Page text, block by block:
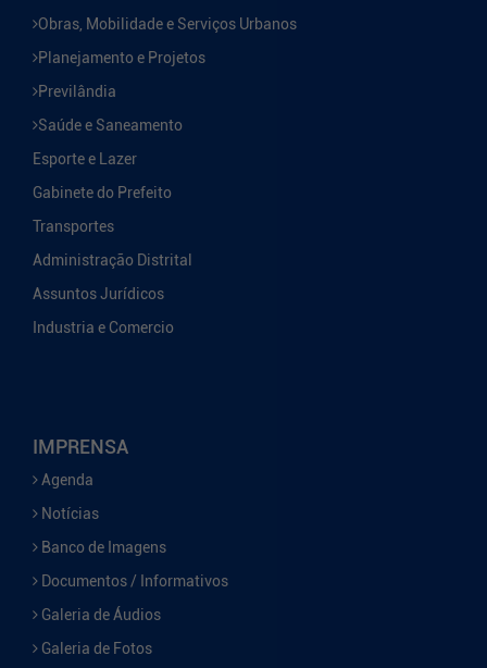
Obras, Mobilidade e Serviços Urbanos
Planejamento e Projetos
Previlândia
Saúde e Saneamento
Esporte e Lazer
Gabinete do Prefeito
Transportes
Administração Distrital
Assuntos Jurídicos
Industria e Comercio
IMPRENSA
Agenda
Notícias
Banco de Imagens
Documentos / Informativos
Galeria de Áudios
Galeria de Fotos